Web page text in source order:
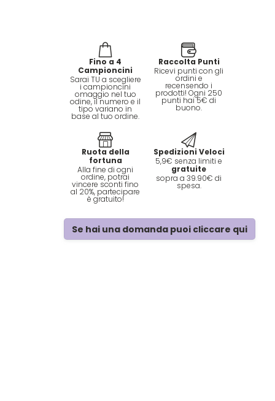
Fino a 4
Campioncini
Sarai TU a scegliere
i campioncini
omaggio nel tuo
odine, il numero e il
tipo variano in
base al tuo ordine.
Raccolta Punti
Ricevi punti con gli
ordini e
recensendo i
prodotti! Ogni 250
punti hai 5€ di
buono.
Ruota della
fortuna
Alla fine di ogni
ordine, potrai
vincere sconti fino
al 20%, partecipare
è gratuito!
Spedizioni Veloci
5,9€ senza limiti e
gratuite
sopra a 39.90€ di
spesa.
Se hai una domanda puoi cliccare qui